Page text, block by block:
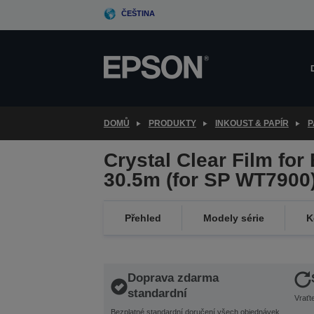
ČEŠTINA
DOMŮ PRODUKTY INKOUST & PAPÍR
Crystal Clear Film for
30.5m (for SP
Přehled Modely série
Doprava zdarma
standardní
Bezplatné standardní doručení všech objednávek